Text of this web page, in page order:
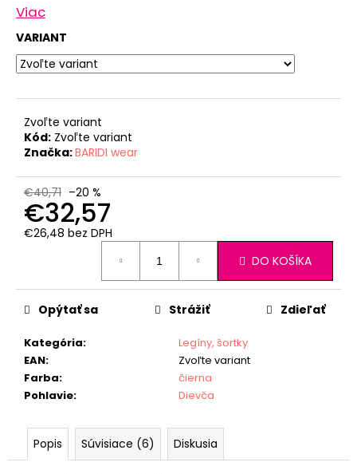
Viac
VARIANT
Zvoľte variant
Kód: Zvoľte variant
Značka:BARIDI wear
€40,71 –20 %
€32,57
€26,48 bez DPH
DO KOŠÍKA
Kategória:
Legíny, šortky
EAN:
Zvoľte variant
Farba:
čierna
Pohlavie: Dievča
Opýtať sa Strážiť Zdieľať
Popis Súvisiace (6) Diskusia